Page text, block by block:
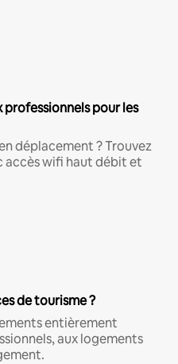
pour les
déplacement ? Trouvez
accès wifi haut débit et
de tourisme ?
entièrement
aux logements